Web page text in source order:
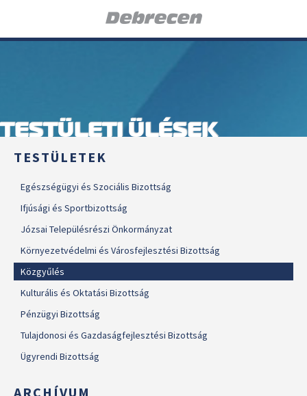
TESTÜLETI ÜLÉSEK
TESTÜLETEK
Egészségügyi és Szociális Bizottság
Ifjúsági és Sportbizottság
Józsai Településrészi Önkormányzat
Környezetvédelmi és Városfejlesztési Bizottság
Közgyűlés
Kulturális és Oktatási Bizottság
Pénzügyi Bizottság
Tulajdonosi és Gazdaságfejlesztési Bizottság
Ügyrendi Bizottság
ARCHÍVUM